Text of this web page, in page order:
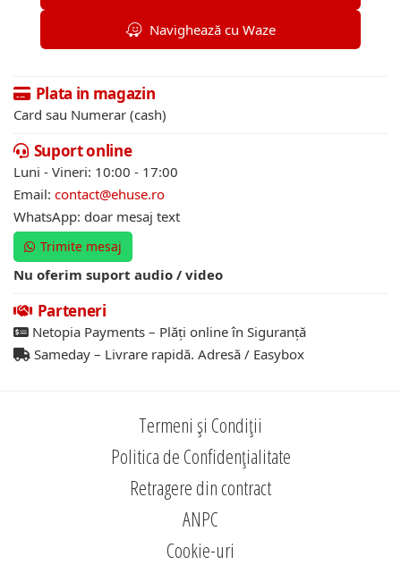
Navighează cu Waze
Plata in magazin
Card sau Numerar (cash)
Suport online
Luni - Vineri: 10:00 - 17:00
Email: contact@ehuse.ro
WhatsApp: doar mesaj text
Trimite mesaj
Nu oferim suport audio / video
Parteneri
Netopia Payments – Plăți online în Siguranță
Sameday – Livrare rapidă. Adresă / Easybox
Termeni și Condiții
Politica de Confidențialitate
Retragere din contract
ANPC
Cookie-uri